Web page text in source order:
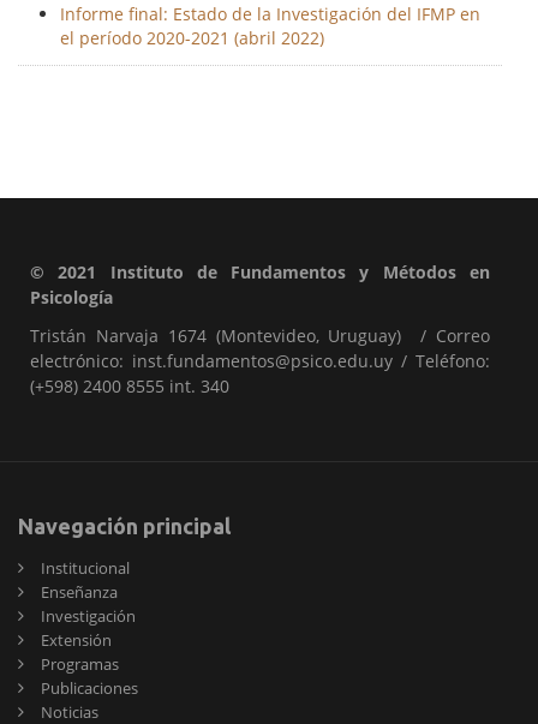
Informe final: Estado de la Investigación del IFMP en
el período 2020-2021 (abril 2022)
© 2021 Instituto de Fundamentos y Métodos en
Psicología
Tristán Narvaja 1674 (Montevideo, Uruguay) / Correo
electrónico: inst.fundamentos@psico.edu.uy / Teléfono:
(+598) 2400 8555 int. 340
Navegación principal
Institucional
Enseñanza
Investigación
Extensión
Programas
Publicaciones
Noticias